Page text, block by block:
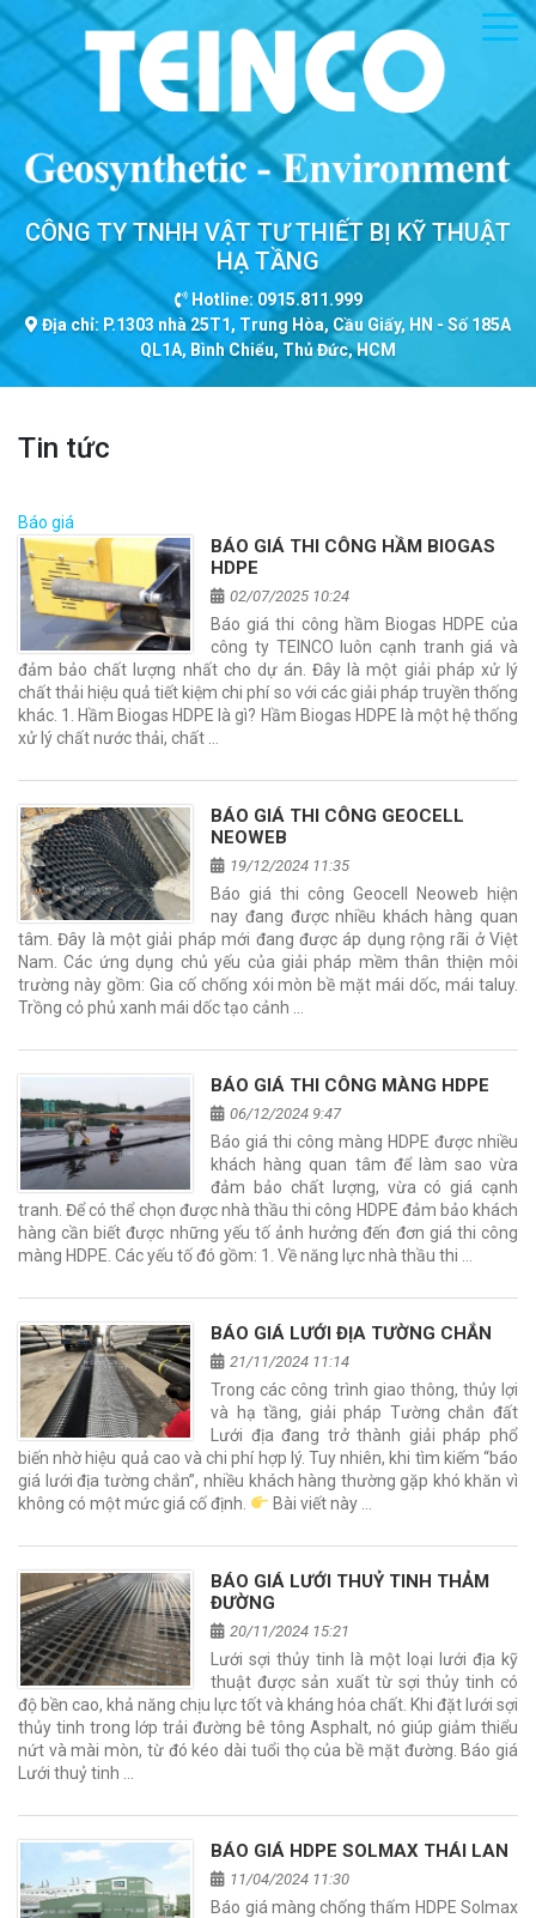
CÔNG TY TNHH VẬT TƯ THIẾT BỊ KỸ THUẬT
HẠ TẦNG
Hotline: 0915.811.999
Địa chỉ: P.1303 nhà 25T1, Trung Hòa, Cầu Giấy, HN - Số 185A
QL1A, Bình Chiểu, Thủ Đức, HCM
Tin tức
Báo giá
BÁO GIÁ THI CÔNG HẦM BIOGAS
HDPE
02/07/2025 10:24
Báo giá thi công hầm Biogas HDPE của
công ty TEINCO luôn cạnh tranh giá và
đảm bảo chất lượng nhất cho dự án. Đây là một giải pháp xử lý
chất thải hiệu quả tiết kiệm chi phí so với các giải pháp truyền thống
khác. 1. Hầm Biogas HDPE là gì? Hầm Biogas HDPE là một hệ thống
xử lý chất nước thải, chất …
BÁO GIÁ THI CÔNG GEOCELL
NEOWEB
19/12/2024 11:35
Báo giá thi công Geocell Neoweb hiện
nay đang được nhiều khách hàng quan
tâm. Đây là một giải pháp mới đang được áp dụng rộng rãi ở Việt
Nam. Các ứng dụng chủ yếu của giải pháp mềm thân thiện môi
trường này gồm: Gia cố chống xói mòn bề mặt mái dốc, mái taluy.
Trồng cỏ phủ xanh mái dốc tạo cảnh …
BÁO GIÁ THI CÔNG MÀNG HDPE
06/12/2024 9:47
Báo giá thi công màng HDPE được nhiều
khách hàng quan tâm để làm sao vừa
đảm bảo chất lượng, vừa có giá cạnh
tranh. Để có thể chọn được nhà thầu thi công HDPE đảm bảo khách
hàng cần biết được những yếu tố ảnh hưởng đến đơn giá thi công
màng HDPE. Các yếu tố đó gồm: 1. Về năng lực nhà thầu thi …
BÁO GIÁ LƯỚI ĐỊA TƯỜNG CHẮN
21/11/2024 11:14
Trong các công trình giao thông, thủy lợi
và hạ tầng, giải pháp Tường chắn đất
Lưới địa đang trở thành giải pháp phổ
biến nhờ hiệu quả cao và chi phí hợp lý. Tuy nhiên, khi tìm kiếm “báo
giá lưới địa tường chắn”, nhiều khách hàng thường gặp khó khăn vì
không có một mức giá cố định.
Bài viết này …
BÁO GIÁ LƯỚI THUỶ TINH THẢM
ĐƯỜNG
20/11/2024 15:21
Lưới sợi thủy tinh là một loại lưới địa kỹ
thuật được sản xuất từ sợi thủy tinh có
độ bền cao, khả năng chịu lực tốt và kháng hóa chất. Khi đặt lưới sợi
thủy tinh trong lớp trải đường bê tông Asphalt, nó giúp giảm thiểu
nứt và mài mòn, từ đó kéo dài tuổi thọ của bề mặt đường. Báo giá
Lưới thuỷ tinh …
BÁO GIÁ HDPE SOLMAX THÁI LAN
11/04/2024 11:30
Báo giá màng chống thấm HDPE Solmax